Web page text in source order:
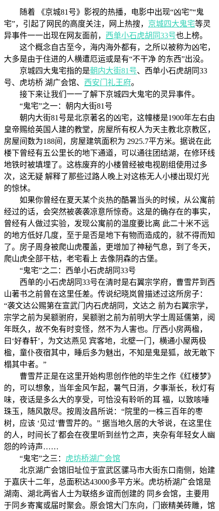
随着 《京城81号》影视的热播，电影中出现“凶宅”“鬼
宅”，引起了网民的高度关注，网上热搜， 京城四大鬼宅等灵
异事件一一出现在网友面前， 西单小石虎胡同33号也上榜。
这个概念自古至今，海内海外都有，之所以被称为凶宅，
大多是由于住进的人横遭厄运或是有“不干净 的东西”出没。
京城四大鬼宅指的是朝内大街81号、西单小石虎胡同33
号、虎坊桥 湖广会馆、 西安门礼王府。
接下来让我们一一了解下京城四大鬼宅的灵异事件。
“鬼宅”之一：朝内大街81号
朝内大街81号是北京著名的凶宅，这幢楼是1900年左右由
皇帝赐给英国人建的教堂，房屋所有权人为天主教北京教区，
房屋间数为188间，房屋建筑面积为 2925.7平方米。据说在此
楼下曾经有五公里长的地下通道，可以通往团结湖，在修环线
地铁时被填埋了。这栋废弃的小楼曾经被电视剧组使用过多
次，这无疑 解释了那些过路人晚上对这栋无人小楼出现灯光
的惊怵。
如果你曾经在夏天某个炎热的酷暑当头的时候，从公寓前
经过的话，会突然被袭袭凉意所惊奇。这是的确存在的事实，
曾经有人做过实验，发现公寓前的温度要比离 此二十米不远
的地方低好几度，至于是否是地下有物而造成的，就不得而知
了。房子周身被爬山虎覆盖，更增加了神秘气息，到了冬天，
爬山虎全部干枯，老宅看上 去像阴森的古堡。
“鬼宅”之二：西单小石虎胡同33号
西单的小石虎胡同33号在清时是右翼宗学府，曹雪芹到西
山著书之前曾在这里任差。传说纪晓岚曾描述过这所房子：
“袭文达公赐第在宣武门内石虎胡同，文达之 前为右翼宗学，
宗学之前为吴额驸府，吴额驸之前为前明大学士周延儒第，阅
年既久，故不免有时变怪，然不为人害也。厅西小房两楹，
曰‘好春轩’，为文达燕见 宾客地，北壁一门，横通小屋两极
楹，童仆夜宿其中，睡后多为魅出，不知是鬼是狐，故无敢下
榻其中者。”
曹雪芹正是在这里开始构思创作他的毕生之作《红楼梦》
的，可以想象，当年金风乍起，暑气日消，夕事渐长，秋灯有
味，夜话是多么大的享受，可恰没有聆听的耳 福，以致咳唾
珠玉，随风散尽。按周汝昌所说：“院里的一株三百年的枣
树，应该 ‘见过’曹雪芹的。” 据当地久居的大爷说，在这里住
的人，时间长了都会在夜里听到丝竹之声，夹杂有年轻女人幽
怨的吟诗声……
“鬼宅”之三： 虎坊桥湖广会馆
北京湖广会馆旧址位于宣武区骡马市大街东口南侧，始建
于嘉庆十二年，总面积达43000多平方米。虎坊桥湖广会馆是
湖南、湖北两省人士为联络乡谊而创建的 同乡会馆，主要用
于同乡寄寓或届时聚会。原会馆大门东向，门嵌精美砖雕，馆